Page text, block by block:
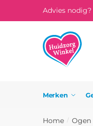
to
navigation
to
Advies nodig?
Merken
Home / Ogen